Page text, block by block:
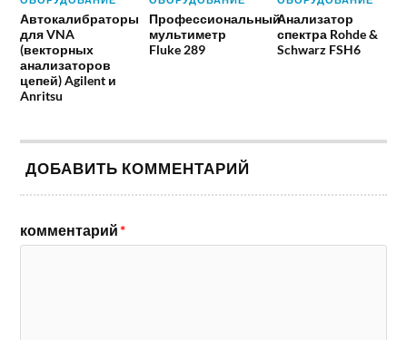
Автокалибраторы
для VNA
(векторных
анализаторов
цепей) Agilent и
Anritsu
Профессиональный
мультиметр
Fluke 289
Анализатор
спектра Rohde &
Schwarz FSH6
ДОБАВИТЬ КОММЕНТАРИЙ
комментарий*